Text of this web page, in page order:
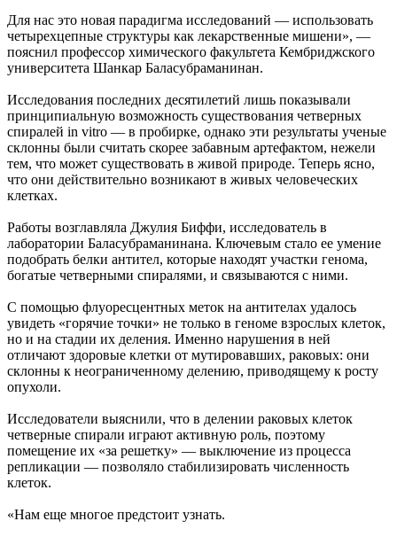
Для нас это новая парадигма исследований — использовать
четырехцепные структуры как лекарственные мишени», —
пояснил профессор химического факультета Кембриджского
университета Шанкар Баласубраманинан.
Исследования последних десятилетий лишь показывали
принципиальную возможность существования четверных
спиралей in vitro — в пробирке, однако эти результаты ученые
склонны были считать скорее забавным артефактом, нежели
тем, что может существовать в живой природе. Теперь ясно,
что они действительно возникают в живых человеческих
клетках.
Работы возглавляла Джулия Биффи, исследователь в
лаборатории Баласубраманинана. Ключевым стало ее умение
подобрать белки антител, которые находят участки генома,
богатые четверными спиралями, и связываются с ними.
С помощью флуоресцентных меток на антителах удалось
увидеть «горячие точки» не только в геноме взрослых клеток,
но и на стадии их деления. Именно нарушения в ней
отличают здоровые клетки от мутировавших, раковых: они
склонны к неограниченному делению, приводящему к росту
опухоли.
Исследователи выяснили, что в делении раковых клеток
четверные спирали играют активную роль, поэтому
помещение их «за решетку» — выключение из процесса
репликации — позволяло стабилизировать численность
клеток.
«Нам еще многое предстоит узнать.